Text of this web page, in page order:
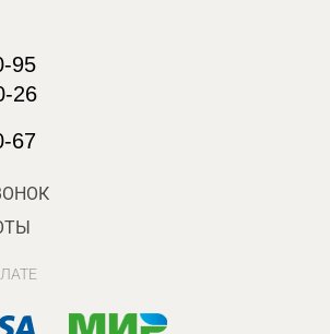
95
26
67